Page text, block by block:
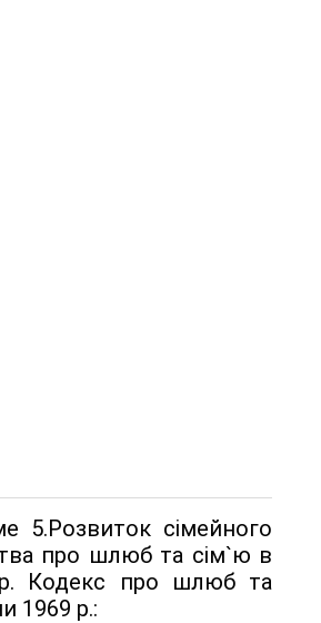
5.Розвиток сімейного
про шлюб та сім`ю в
Кодекс про шлюб та
1969 р.: